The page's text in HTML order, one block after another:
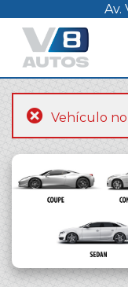
Av.
Vehículo